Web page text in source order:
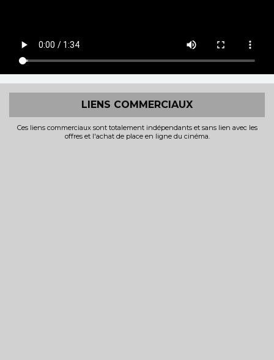
LIENS COMMERCIAUX
Ces liens commerciaux sont totalement indépendants et sans lien avec les
offres et l'achat de place en ligne du cinéma.